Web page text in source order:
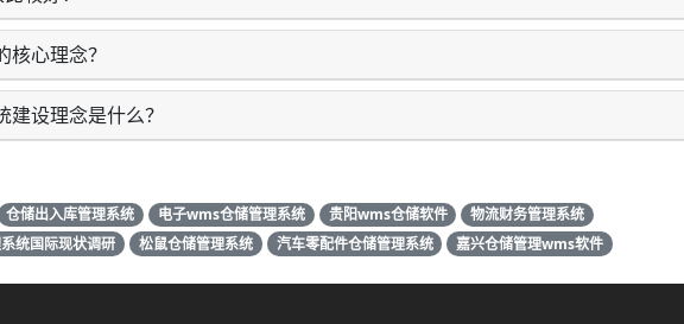
心理念？
设理念是什么？
仓储出入库管理系统 电子wms仓储管理系统 贵阳wms仓储软件
物流财务管理系统
统国际现状调研 松鼠仓储管理系统 汽车零配件仓储管理系统 嘉兴仓储管理wms软件